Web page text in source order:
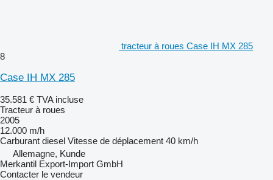
tracteur à roues Case IH MX 285
8
Case IH MX 285
35.581 € TVA incluse
Tracteur à roues
2005
12.000 m/h
Carburant diesel Vitesse de déplacement 40 km/h
Allemagne, Kunde
Merkantil Export-Import GmbH
Contacter le vendeur